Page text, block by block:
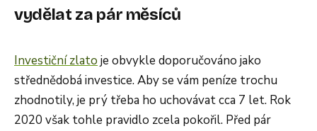
vydělat za pár měsíců
Investiční zlato je obvykle doporučováno jako
střednědobá investice. Aby se vám peníze trochu
zhodnotily, je prý třeba ho uchovávat cca 7 let. Rok
2020 však tohle pravidlo zcela pokořil. Před pár